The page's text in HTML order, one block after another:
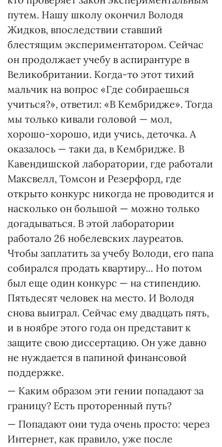
путем. Нашу школу окончил Володя
Жидков, впоследствии ставший
блестящим экспериментатором. Сейчас
он продолжает учебу в аспирантуре в
Великобритании. Когда-то этот тихий
мальчик на вопрос «Где собираешься
учиться?», ответил: «В Кембридже». Тогда
мы только кивали головой — мол,
хорошо-хорошо, иди учись, деточка. А
оказалось — таки да, в Кембридже. В
Кавендишской лаборатории, где работали
Максвелл, Томсон и Резерфорд, где
открыто конкурс никогда не проводится и
насколько он большой — можно только
догадываться. В этой лаборатории
работало 26 нобелевских лауреатов.
Чтобы заплатить за учебу Володи, его папа
собирался продать квартиру... Но потом
был еще один конкурс — на стипендию.
Пятьдесят человек на место. И Володя
снова выиграл. Сейчас ему двадцать пять,
и в ноябре этого года он представит к
защите свою диссертацию. Он уже давно
не нуждается в папиной финансовой
поддержке.
— Каким образом эти гении попадают за
границу? Есть проторенный путь?
— Попадают они туда очень просто: через
Интернет, как правило, уже после